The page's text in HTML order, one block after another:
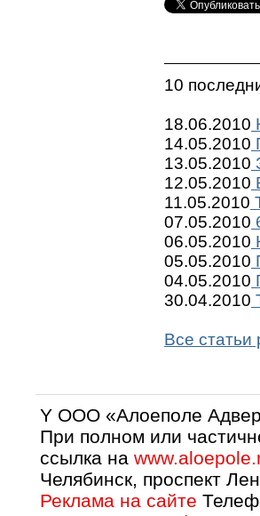
10
18.06.2010
14.05.2010
13.05.2010
12.05.2010
11.05.2010
07.05.2010
06.05.2010
05.05.2010
04.05.2010
30.04.2010
Все статьи
Y OOO «Алоеполе
При полном или
ссылка на
Челябинск, проспект
Реклама на сайте